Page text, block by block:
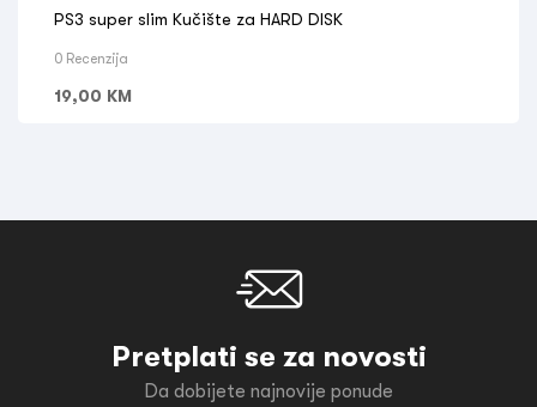
PS3 super slim Kučište za HARD DISK
0 Recenzija
19,00 KM
Pretplati se za novosti
Da dobijete najnovije ponude